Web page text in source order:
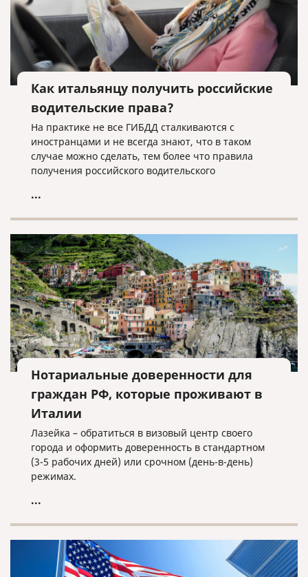
Как итальянцу получить российские
водительские права?
На практике не все ГИБДД сталкиваются с
иностранцами и не всегда знают, что в таком
случае можно сделать, тем более что правила
получения российского водительского
разных стран.
...
Нотариальные доверенности для
граждан РФ, которые проживают в
Италии
Лазейка – обратиться в визовый центр своего
города и оформить доверенность в стандартном
(3-5 рабочих дней) или срочном (день-в-день)
режимах.
...